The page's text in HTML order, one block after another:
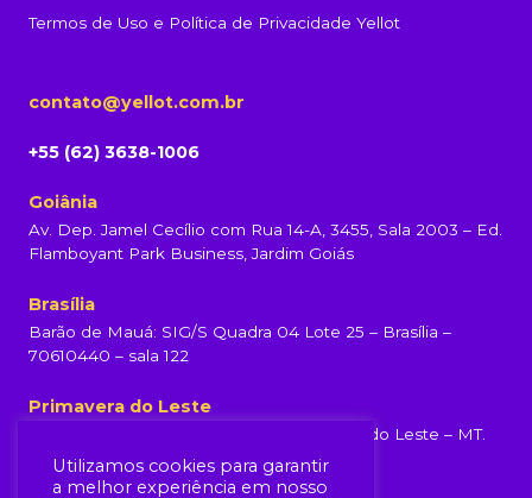
Termos de Uso e Política de Privacidade Yellot
contato@yellot.com.br
+55 (62) 3638-1006
Goiânia
Av. Dep. Jamel Cecílio com Rua 14-A, 3455, Sala 2003 – Ed.
Flamboyant Park Business, Jardim Goiás
Brasília
Barão de Mauá: SIG/S Quadra 04 Lote 25 – Brasília –
70610440 – sala 122
Primavera do Leste
Rua Rondonópolis, 231, Centro, Primavera do Leste – MT.
(65) 99960-6839
Utilizamos cookies para garantir
a melhor experiência em nosso